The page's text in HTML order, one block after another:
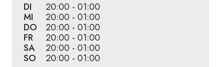
DI
20:00 - 01:00
MI
20:00 - 01:00
DO
20:00 - 01:00
FR
20:00 - 01:00
SA
20:00 - 01:00
SO
20:00 - 01:00